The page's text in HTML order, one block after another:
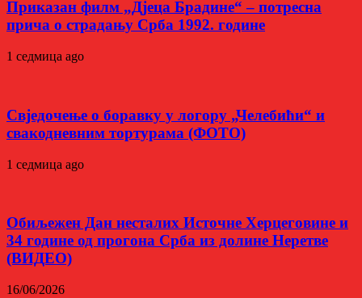
Приказан филм „Дјеца Брадине“ – потресна
прича о страдању Срба 1992. године
1 седмица ago
Свједочење о боравку у логору „Челебићи“ и
свакодневним тортурама (ФОТО)
1 седмица ago
Обиљежен Дан несталих Источне Херцеговине и
34 године од прогона Срба из долине Неретве
(ВИДЕО)
16/06/2026